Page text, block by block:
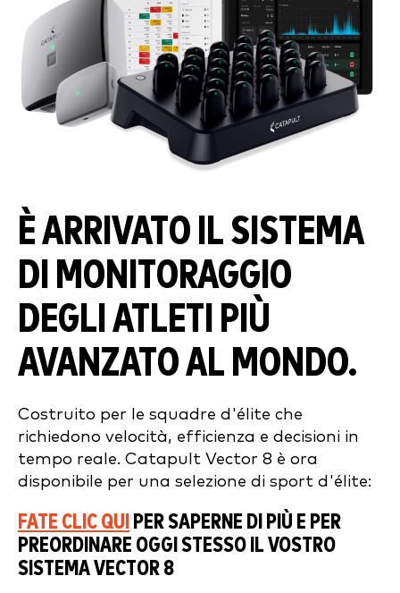
È ARRIVATO IL SISTEMA
DI MONITORAGGIO
DEGLI ATLETI PIÙ
AVANZATO AL MONDO.
Costruito per le squadre d'élite che
richiedono velocità, efficienza e decisioni in
tempo reale. Catapult Vector 8 è ora
disponibile per una selezione di sport d'élite:
FATE CLIC QUI PER SAPERNE DI PIÙ E PER
PREORDINARE OGGI STESSO IL VOSTRO
SISTEMA VECTOR 8